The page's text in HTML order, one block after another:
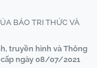
BÁO TRI THỨC VÀ
truyền hình và Thông
ngày 08/07/2021